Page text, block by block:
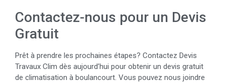
Contactez-nous pour un Devis
Gratuit
Prêt à prendre les prochaines étapes? Contactez Devis
Travaux Clim dès aujourd’hui pour obtenir un devis gratuit
de climatisation à boulancourt. Vous pouvez nous joindre